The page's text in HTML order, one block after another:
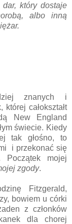
który dostaje
albo inną
znanych i
całokształt
New England
świecie. Kiedy
tak głośno, to
i przekonać się
mojej
zgody.
Fitzgerald,
bowiem u córki
z członków
dla chorej